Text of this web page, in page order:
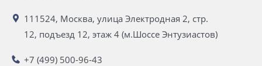
111524, Москва, улица Электродная 2, стр.
12, подъезд 12, этаж 4 (м.Шоссе Энтузиастов)
+7 (499) 500-96-43